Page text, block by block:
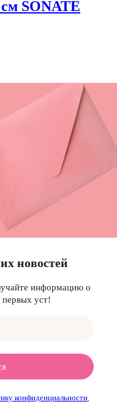
SONATE
новостей
информацию о
уст!
конфиденциальности